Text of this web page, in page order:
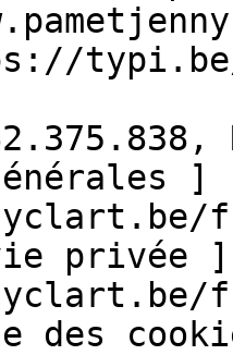
]
privée ]
des